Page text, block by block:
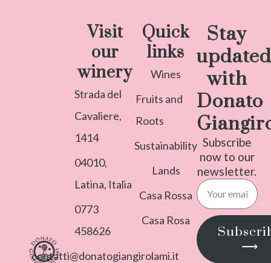
Visit
our
winery
Strada del
Cavaliere,
1414
04010,
Latina, Italia
0773
458626
contatti@donatogiangirolami.it
Quick
links
Wines
Fruits and
Roots
Sustainability
Lands
Casa Rossa
Casa Rosa
Stay
updated
with
Donato
Subscribe
now to our
newsletter.
⟶